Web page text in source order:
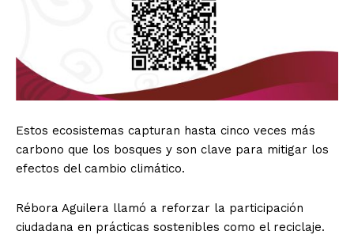
Estos ecosistemas capturan hasta cinco veces más
carbono que los bosques y son clave para mitigar los
efectos del cambio climático.
Rébora Aguilera llamó a reforzar la participación
ciudadana en prácticas sostenibles como el reciclaje.